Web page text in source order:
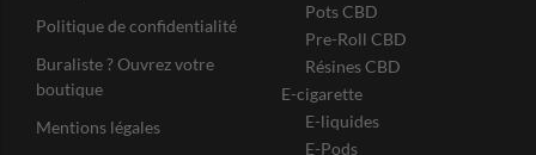
Politique de confidentialité
Buraliste ? Ouvrez votre
boutique
Mentions légales
Pots CBD
Pre-Roll CBD
Résines CBD
E-cigarette
E-liquides
E-Pods